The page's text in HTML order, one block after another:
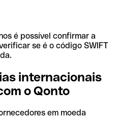
é possível confirmar a
se é o código SWIFT
internacionais
o Qonto
em moeda